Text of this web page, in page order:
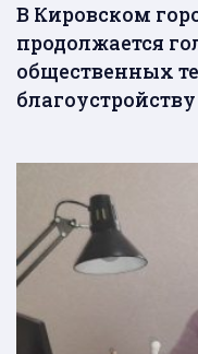
В Кировском
продолжается
общественных
благоустройству